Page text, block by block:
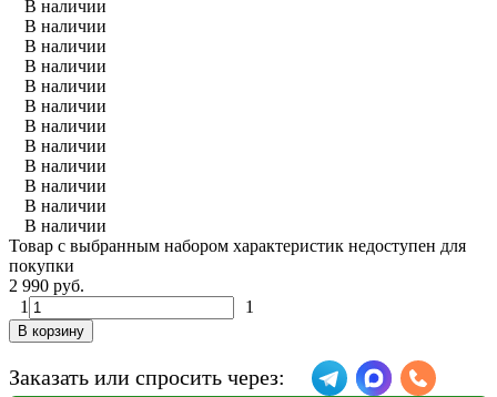
В наличии
В наличии
В наличии
В наличии
В наличии
В наличии
В наличии
В наличии
В наличии
В наличии
В наличии
В наличии
Товар с выбранным набором характеристик недоступен для
покупки
2 990 руб.
1
1
В корзину
Заказать или спросить через: